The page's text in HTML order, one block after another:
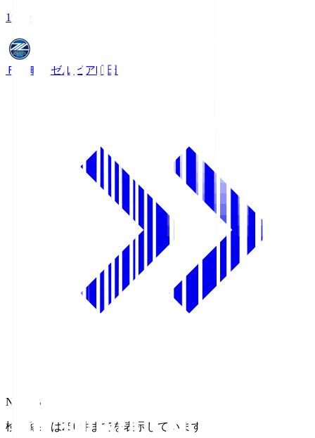
19:00
ＦＣ町田ゼルビア町田
NHK BS
検索結果は250件までを表示しています